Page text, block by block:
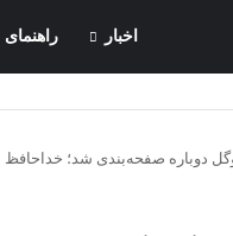
اخبار
دوباره صفحه‌بندی شد؛